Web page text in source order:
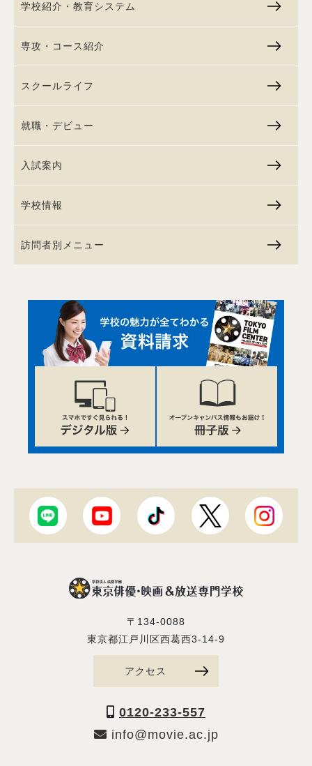
学校紹介・教育システム
専攻・コース紹介
スクールライフ
就職・デビュー
入試案内
学校情報
訪問者別メニュー
〒134-0088
東京都江戸川区西葛西3-14-9
アクセス
0120-233-557
info@movie.ac.jp